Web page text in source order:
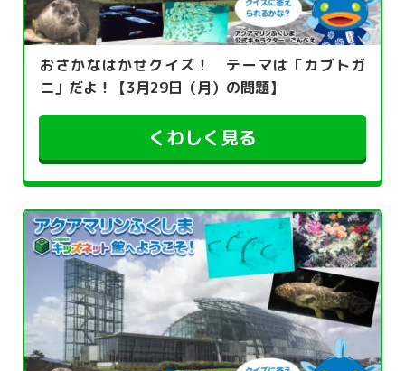
おさかなはかせクイズ！ テーマは「カブトガ
ニ」だよ！【3月29日（月）の問題】
くわしく見る